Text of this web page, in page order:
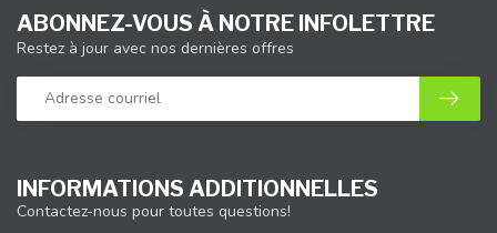
INFORMATIONS ADDITIONNELLES
Contactez-nous pour toutes questions!
ABONNEZ-VOUS À NOTRE INFOLETTRE
Restez à jour avec nos dernières offres